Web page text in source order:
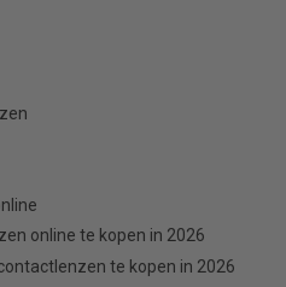
online te kopen in 2026
te kopen in 2026